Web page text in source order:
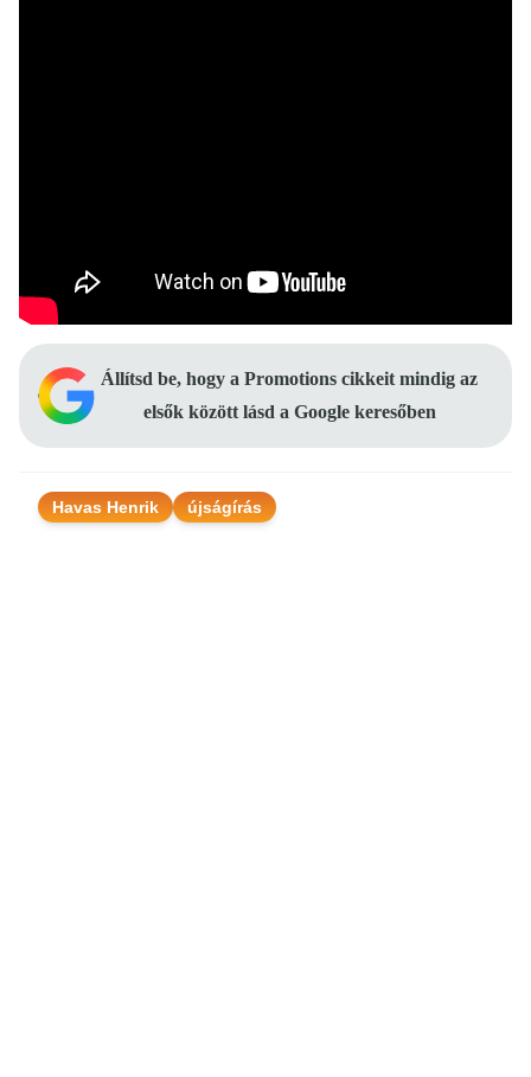
Állítsd be, hogy a Promotions cikkeit mindig az
elsők között lásd a Google keresőben
Havas Henrik újságírás